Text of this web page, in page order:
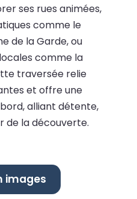
ses rues animées,
comme le
de la Garde, ou
comme la
traversée relie
et offre une
alliant détente,
de la découverte.
images